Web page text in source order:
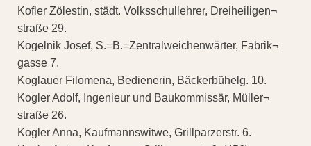
Kofler Zölestin, städt. Volksschullehrer, Dreiheiligen¬
straße 29.
Kogelnik Josef, S.=B.=Zentralweichenwärter, Fabrik¬
gasse 7.
Koglauer Filomena, Bedienerin, Bäckerbühelg. 10.
Kogler Adolf, Ingenieur und Baukommissär, Müller¬
straße 26.
Kogler Anna, Kaufmannswitwe, Grillparzerstr. 6.